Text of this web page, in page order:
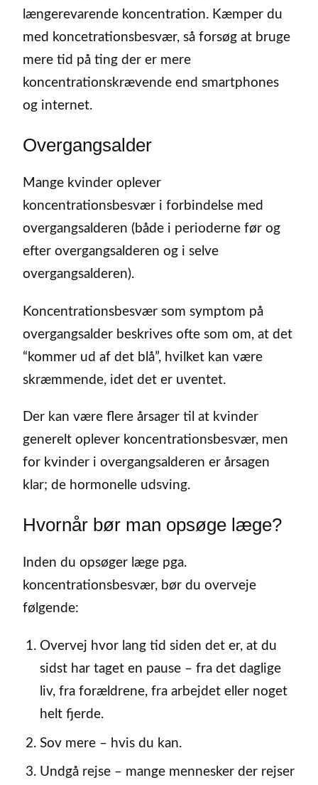
længerevarende koncentration. Kæmper du
med koncetrationsbesvær, så forsøg at bruge
mere tid på ting der er mere
koncentrationskrævende end smartphones
og internet.
Overgangsalder
Mange kvinder oplever
koncentrationsbesvær i forbindelse med
overgangsalderen (både i perioderne før og
efter overgangsalderen og i selve
overgangsalderen).
Koncentrationsbesvær som symptom på
overgangsalder beskrives ofte som om, at det
“kommer ud af det blå”, hvilket kan være
skræmmende, idet det er uventet.
Der kan være flere årsager til at kvinder
generelt oplever koncentrationsbesvær, men
for kvinder i overgangsalderen er årsagen
klar; de hormonelle udsving.
Hvornår bør man opsøge læge?
Inden du opsøger læge pga.
koncentrationsbesvær, bør du overveje
følgende:
Overvej hvor lang tid siden det er, at du
sidst har taget en pause – fra det daglige
liv, fra forældrene, fra arbejdet eller noget
helt fjerde.
Sov mere – hvis du kan.
Undgå rejse – mange mennesker der rejser